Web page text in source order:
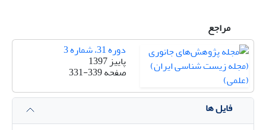
مراجع
دوره 31، شماره 3
پاییز 1397
صفحه331-339
فایل ها